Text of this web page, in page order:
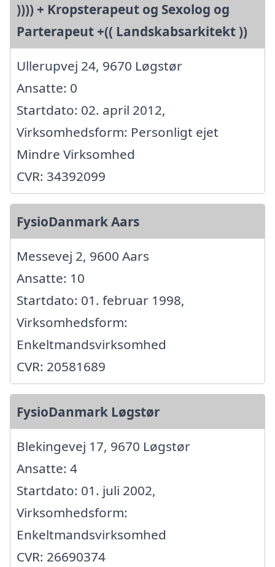
)))) + Kropsterapeut og Sexolog og
Parterapeut +(( Landskabsarkitekt ))
Ullerupvej 24, 9670 Løgstør
Ansatte: 0
Startdato: 02. april 2012,
Virksomhedsform: Personligt ejet
Mindre Virksomhed
CVR: 34392099
FysioDanmark Aars
Messevej 2, 9600 Aars
Ansatte: 10
Startdato: 01. februar 1998,
Virksomhedsform:
Enkeltmandsvirksomhed
CVR: 20581689
FysioDanmark Løgstør
Blekingevej 17, 9670 Løgstør
Ansatte: 4
Startdato: 01. juli 2002,
Virksomhedsform:
Enkeltmandsvirksomhed
CVR: 26690374